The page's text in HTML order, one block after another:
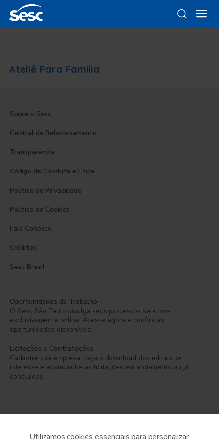
Ateliê Para Família
Sobre o Sesc
Central de Relacionamento
Transparência
Código de Conduta e Ética
Política de Privacidade
Política de Cookies
Fale Conosco
Créditos
Sesc Brasil
Oportunidades de Trabalho
O Sesc São Paulo divulga seus processos seletivos
exclusivamente online. Acesse agora e confira as
oportunidades disponíveis.
Licitações e Contratações
Cadastre sua empresa, faça o download dos editais de
interesse e acompanhe as licitações em andamento ou já
concluídas.
Utilizamos cookies essenciais para personalizar